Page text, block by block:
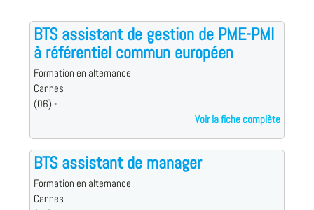
BTS assistant de gestion de PME-PMI
à référentiel commun européen
Formation en alternance
Cannes
(06) -
Voir la fiche complète
BTS assistant de manager
Formation en alternance
Cannes